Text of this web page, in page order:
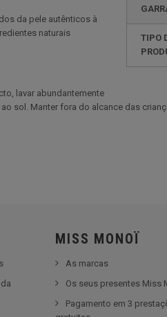
TIPO
da pele autênticos à
naturais
lavar abundantemente
sol. Manter fora do alcance das
MISS MONOÏ
As marcas
Os seus presentes Miss
Pagamento em 3